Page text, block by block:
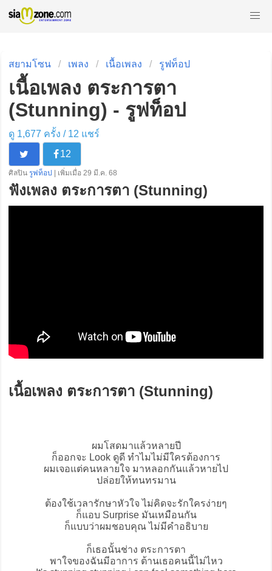
สยามโซน เพลง เนื้อเพลง รูฟท็อป
เนื้อเพลง ตระการตา
(Stunning) - รูฟท็อป
ดู 1,677 ครั้ง / 12 แชร์
12
ศิลปิน รูฟท็อป | เพิ่มเมื่อ 29 มี.ค. 68
ฟังเพลง ตระการตา (Stunning)
เนื้อเพลง ตระการตา (Stunning)
ผมโสดมาแล้วหลายปี
ก็ออกจะ Look ดูดี ทำไมไม่มีใครต้องการ
ผมเจอแต่คนหลายใจ มาหลอกกันแล้วหายไป
ปล่อยให้ทนทรมาน
ต้องใช้เวลารักษาหัวใจ ไม่คิดจะรักใครง่ายๆ
ก็แอบ Surprise มันเหมือนกัน
ก็แบบว่าผมชอบคุณ ไม่มีคำอธิบาย
ก็เธอนั้นช่าง ตระการตา
พาใจของฉันมีอาการ ต้านเธอคนนี้ไม่ไหว